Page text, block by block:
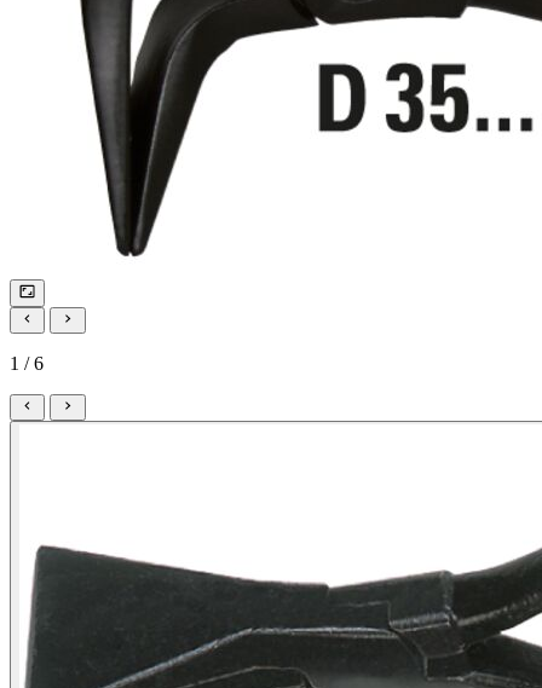
1 / 6